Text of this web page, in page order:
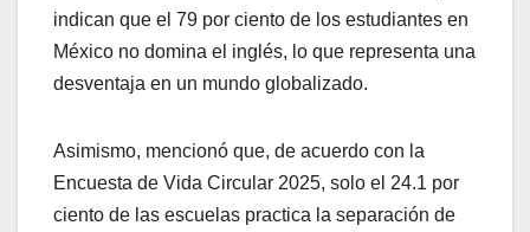
indican que el 79 por ciento de los estudiantes en
México no domina el inglés, lo que representa una
desventaja en un mundo globalizado.
Asimismo, mencionó que, de acuerdo con la
Encuesta de Vida Circular 2025, solo el 24.1 por
ciento de las escuelas practica la separación de